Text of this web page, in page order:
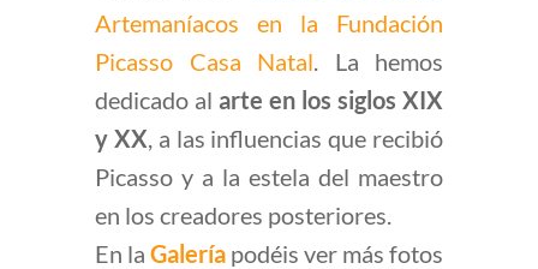
Artemaníacos en la Fundación
Picasso Casa Natal . La hemos
dedicado al arte en los siglos XIX
y XX , a las influencias que recibió
Picasso y a la estela del maestro
en los creadores posteriores.
En la Galería podéis ver más fotos